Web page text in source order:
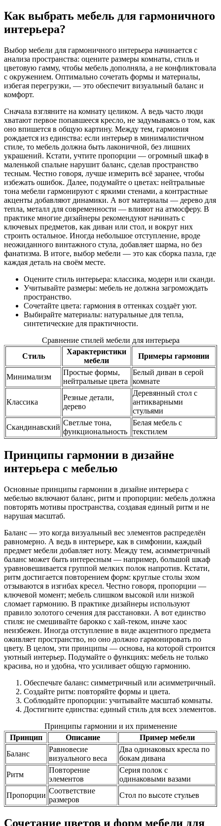
Как выбрать мебель для гармоничного
интерьера?
Выбор мебели для гармоничного интерьера начинается с
анализа пространства: оцените размеры комнаты, стиль и
цветовую гамму, чтобы мебель дополняла, а не конфликтовала
с окружением. Оптимально сочетать формы и материалы,
избегая перегрузки, — это обеспечит визуальный баланс и
комфорт.
Сначала взгляните на комнату целиком. А ведь часто люди
хватают первое попавшееся кресло, не задумываясь о том, как
оно впишется в общую картину. Между тем, гармония
рождается из единства: если интерьер в минималистичном
стиле, то мебель должна быть лаконичной, без лишних
украшений. Кстати, учтите пропорции — огромный шкаф в
маленькой спальне нарушит баланс, сделав пространство
тесным. Честно говоря, лучше измерить всё заранее, чтобы
избежать ошибок. Далее, подумайте о цветах: нейтральные
тона мебели гармонируют с яркими стенами, а контрастные
акценты добавляют динамики. А вот материалы — дерево для
тепла, металл для современности — влияют на атмосферу. В
практике многие дизайнеры рекомендуют начинать с
ключевых предметов, как диван или стол, и вокруг них
строить остальное. Иногда небольшое отступление, вроде
неожиданного винтажного стула, добавляет шарма, но без
фанатизма. В итоге, выбор мебели — это как сборка пазла, где
каждая деталь на своём месте.
Оцените стиль интерьера: классика, модерн или сканди.
Учитывайте размеры: мебель не должна загромождать
пространство.
Сочетайте цвета: гармония в оттенках создаёт уют.
Выбирайте материалы: натуральные для тепла,
синтетические для практичности.
Сравнение стилей мебели для интерьера
Стиль
Характеристики
мебели
Примеры гармонии
Минимализм
Простые формы,
нейтральные цвета
Белый диван в серой
комнате
Классика
Резные детали,
дерево
Деревянный стол с
антикварными
стульями
Скандинавский
Светлые тона,
функциональность
Белая мебель с
текстилем
Принципы гармонии в дизайне
интерьера с мебелью
Основные принципы гармонии в дизайне интерьера с
мебелью включают баланс, ритм и пропорции: мебель должна
повторять мотивы пространства, создавая единый ритм и не
нарушая масштаб.
Баланс — это когда визуальный вес элементов распределён
равномерно. А ведь в интерьере, как в симфонии, каждый
предмет мебели добавляет ноту. Между тем, асимметричный
баланс может быть интересным — например, большой шкаф
уравновешивается группой мелких полок напротив. Кстати,
ритм достигается повторением форм: круглые столы эхом
отзываются в изгибах кресел. Честно говоря, пропорции —
ключевой момент; мебель слишком высокой или низкой
сломает гармонию. В практике дизайнеры используют
правило золотого сечения для расстановки. А вот единство
стиля: не смешивайте барокко с хай-теком, иначе хаос
неизбежен. Иногда отступление в виде акцентного предмета
оживляет пространство, но оно должно гармонировать по
цвету. В целом, эти принципы — основа, на которой строится
уютный интерьер. Подумайте о функциях: мебель не только
красива, но и удобна, что усиливает общую гармонию.
Обеспечьте баланс: симметричный или асимметричный.
Создайте ритм: повторяйте формы и цвета.
Соблюдайте пропорции: учитывайте масштаб комнаты.
Достигните единства: единый стиль для всех элементов.
Принципы гармонии и их применение
Принцип
Описание
Пример мебели
Баланс
Равновесие
визуального веса
Два одинаковых кресла по
бокам дивана
Ритм
Повторение
элементов
Серия полок с
одинаковыми вазами
Пропорции
Соответствие
размеров
Стол по высоте стульев
Сочетание цветов и форм мебели для